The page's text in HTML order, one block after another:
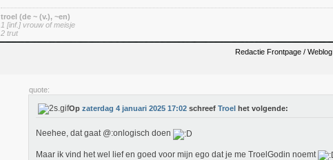
troel (de ~ (v.), ~en)
1 [inf.] vrouw of meisje
2 trut
Redactie Frontpage / Weblog
quote:
Op zaterdag 4 januari 2025 17:02 schreef Troel het volgende:
Neehee, dat gaat @:onlogisch doen
Maar ik vind het wel lief en goed voor mijn ego dat je me TroelGodin noemt